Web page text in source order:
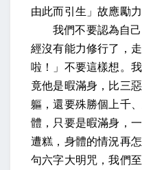
由此而引生」故應勵力
我們不要認為自
經沒有能力修行了，
啦！」不要這樣想。
竟他是暇滿身，比三
軀，還要殊勝個上千
體，只要是暇滿身，
遭糕，身體的情況再
句六字大明咒，我們